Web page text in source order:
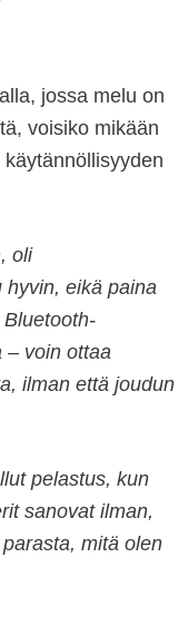
jossa melu on
voisiko mikään
oli
hyvin, eikä paina
– voin ottaa
ilman että joudun
pelastus, kun
sanovat ilman,
mitä olen